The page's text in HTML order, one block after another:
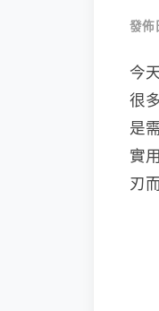
發佈
今
很
是
實
刃